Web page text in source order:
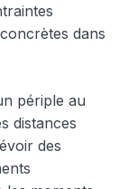
dans
périple au
distances
des